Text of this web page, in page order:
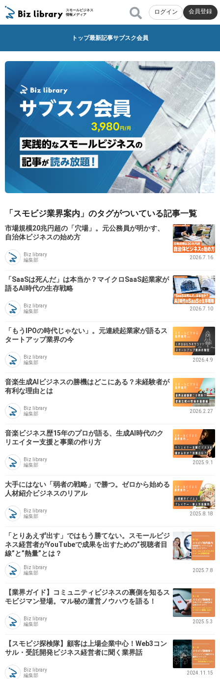
スモールビジネス
情報メディア
ログイン 会員登録
トップ最新記事サブスク会員
「スモビジ業界案内」のタグがついている記事一覧
市場規模20兆円超の「穴場」。元公務員が明かす、
自治体ビジネスの始め方
Biz library
編集部
2026.7.16
「SaaSは死んだ」は本当か？マイクロSaaS起業家が
語るAI時代の生存戦略
Biz library
編集部
2026.7.10
「もうIPOの時代じゃない」。元連続起業家が語るス
タートアップ業界の今
Biz library
編集部
2026.4.9
音楽生成AIビジネスの勝機はどこにある？未経験者が
有利な理由とは
Biz library
編集部
2026.2.27
音楽ビジネス歴15年のプロが語る、生成AI時代のク
リエイター支援と事業の作り方
Biz library
編集部
2025.9.1
大手にはない「弱者の戦略」で勝つ。ゼロから始める
人材紹介ビジネスのリアル
Biz library
編集部
2025.8.18
「とりあえず出す」ではもう勝てない。スモールビジ
ネス経営者がYouTubeで成果を出すための”視聴者目
線”と”熱量”とは？
Biz library
編集部
2025.7.8
【業界ガイド】コミュニティビジネスの裏側を知るス
モビジマン登場。マル秘の運営ノウハウを語る！
Biz library
編集部
2025.5.3
【スモビジ探検隊】顧客は上場企業中心！Web3コン
サル・受託開発ビジネス経営者に聞く業界話
Biz library
編集部
2024.11.15